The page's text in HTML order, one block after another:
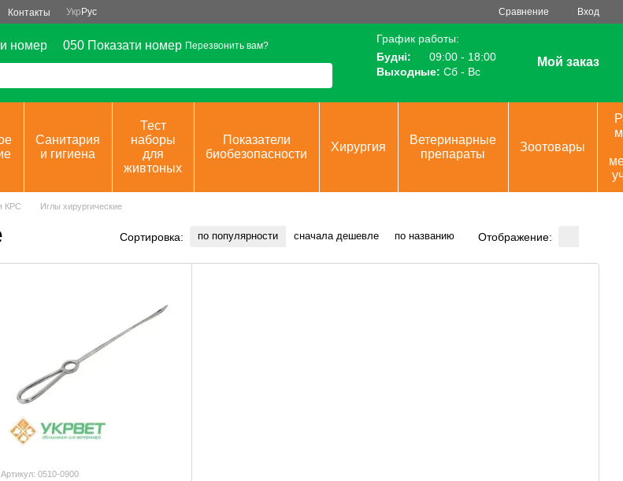
Контакты Укр Рус Сравнение Вход
номер 050 Показати номер Перезвонить вам?
График работы:
Будні:
09:00 - 18:00
Выходные: Сб - Вс
Мой заказ
Санитария
и гигиена
Тест
наборы
для
живтоных
Показатели
биобезопасности
Хирургия
Ветеринарные
препараты
Зоотовары
КРС Иглы хирургические
Сортировка: по популярности сначала дешевле по названию Отображение:
Артикул: 0510-0900